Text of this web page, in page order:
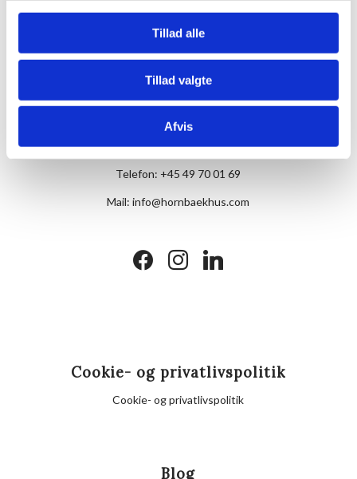
Tillad alle
Tillad valgte
Afvis
Hotel Hornbækhus
Skovvej 7,
DK-3100 Hornbæk
Telefon: +45 49 70 01 69
Mail:info@hornbaekhus.com
facebookinstagramlinkedin
Cookie- og privatlivspolitik
Cookie- og privatlivspolitik
Blog